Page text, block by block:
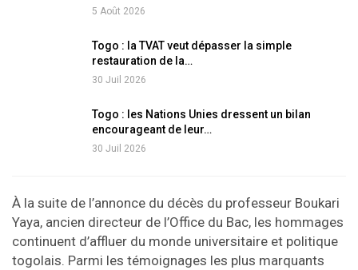
5 Août 2026
Togo : la TVAT veut dépasser la simple
restauration de la…
30 Juil 2026
Togo : les Nations Unies dressent un bilan
encourageant de leur…
30 Juil 2026
À la suite de l’annonce du décès du professeur Boukari
Yaya, ancien directeur de l’Office du Bac, les hommages
continuent d’affluer du monde universitaire et politique
togolais. Parmi les témoignages les plus marquants